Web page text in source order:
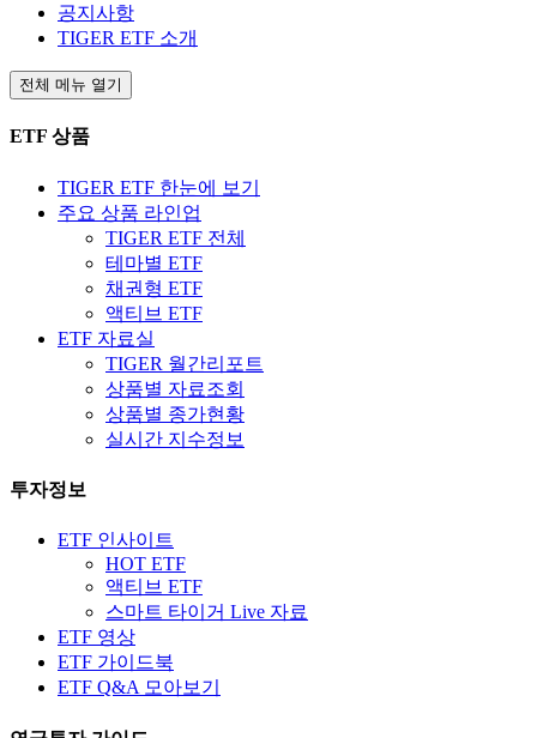
공지사항
TIGER ETF 소개
전체 메뉴 열기
ETF 상품
TIGER ETF 한눈에 보기
주요 상품 라인업
TIGER ETF 전체
테마별 ETF
채권형 ETF
액티브 ETF
ETF 자료실
TIGER 월간리포트
상품별 자료조회
상품별 종가현황
실시간 지수정보
투자정보
ETF 인사이트
HOT ETF
액티브 ETF
스마트 타이거 Live 자료
ETF 영상
ETF 가이드북
ETF Q&A 모아보기